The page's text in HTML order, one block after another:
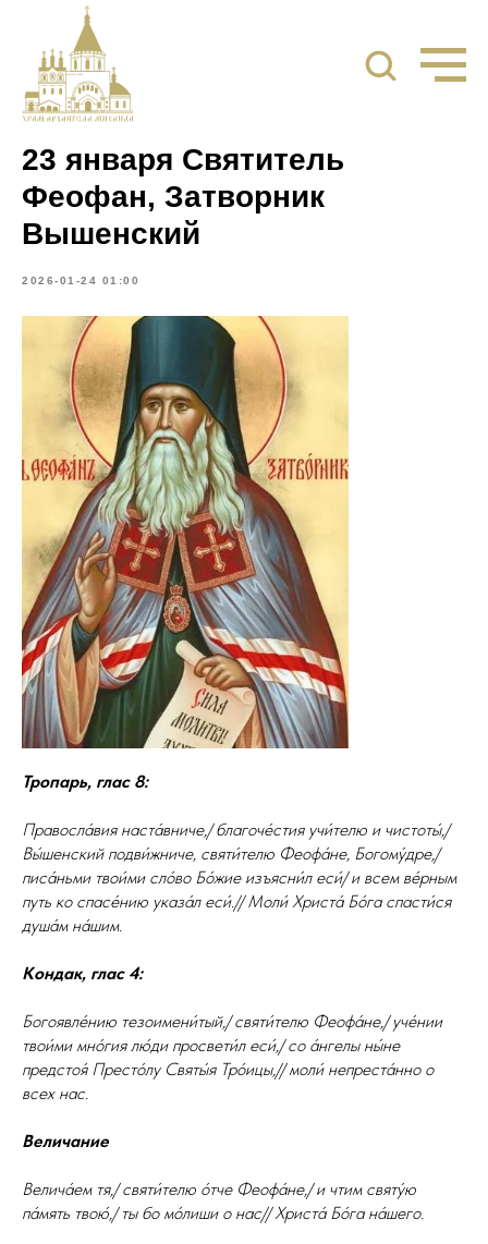
23 января Святитель
Феофан, Затворник
Вышенский
2026-01-24 01:00
Тропарь, глас 8:
Пpавосла́вия наста́вниче,/ благоче́стия учи́телю и чистоты́,/
Вы́шенский подви́жниче, святи́телю Феофа́не, Богому́дpе,/
писа́ньми твои́ми сло́во Бо́жие изъясни́л еси́/ и всем ве́pным
путь ко спасе́нию указа́л еси́.// Моли́ Хpиста́ Бо́га спасти́ся
душа́м на́шим.
Кондак, глас 4:
Богоявле́нию тезоимени́тый,/ святи́телю Феофа́не,/ уче́нии
твои́ми мно́гия лю́ди просвети́л еси́,/ со а́нгелы ны́не
предстоя́ Престо́лу Святы́я Тро́ицы,// моли́ непреста́нно о
всех нас.
Величание
Велича́ем тя,/ святи́телю о́тче Феофа́не,/ и чтим святу́ю
па́мять твою́,/ ты бо мо́лиши о нас// Христа́ Бо́га на́шего.